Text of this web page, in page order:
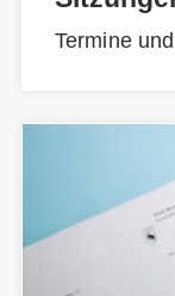
Termine